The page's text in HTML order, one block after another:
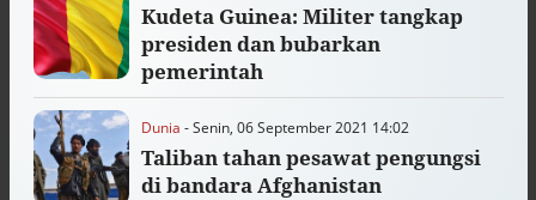
Kudeta Guinea: Militer tangkap
presiden dan bubarkan
pemerintah
Dunia - Senin, 06 September 2021 14:02
Taliban tahan pesawat pengungsi
di bandara Afghanistan
Akar persoalan berulangnya kekerasan
terhadap PMI di Malaysia
Alinea.id - Peristiwa
DPR minta penerbitan sertifikat pagar
laut diproses hukum
Alinea.id - Peristiwa